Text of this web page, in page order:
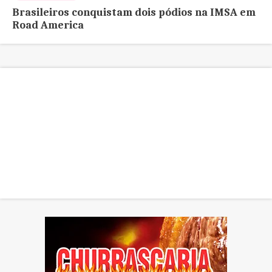
Brasileiros conquistam dois pódios na IMSA em
Road America